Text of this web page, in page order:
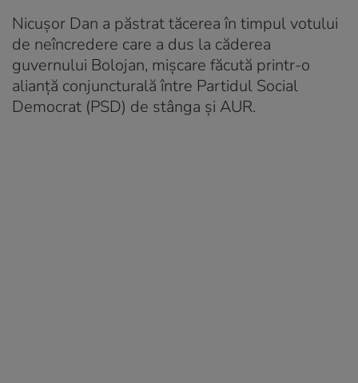
Nicușor Dan a păstrat tăcerea în timpul votului
de neîncredere care a dus la căderea
guvernului Bolojan, mișcare făcută printr-o
alianță conjuncturală între Partidul Social
Democrat (PSD) de stânga și AUR.